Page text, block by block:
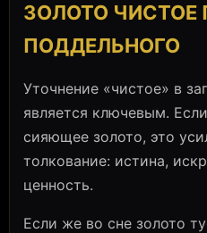
ЗОЛОТО ЧИСТОЕ
ПОДДЕЛЬНОГО
Уточнение «чистое» в
является ключевым.
сияющее золото, это
толкование: истина,
ценность.
Если же во сне золото